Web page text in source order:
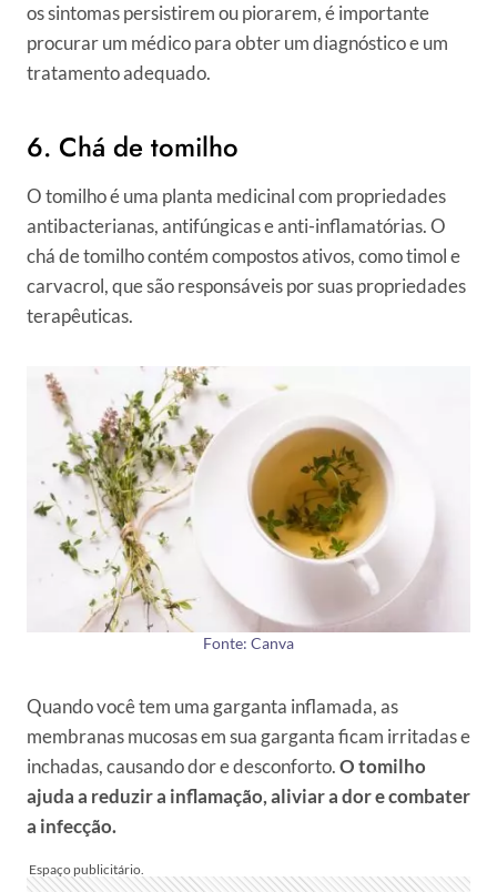
os sintomas persistirem ou piorarem, é importante
procurar um médico para obter um diagnóstico e um
tratamento adequado.
6. Chá de tomilho
O tomilho é uma planta medicinal com propriedades
antibacterianas, antifúngicas e anti-inflamatórias. O
chá de tomilho contém compostos ativos, como timol e
carvacrol, que são responsáveis ​​por suas propriedades
terapêuticas.
Fonte: Canva
Quando você tem uma garganta inflamada, as
membranas mucosas em sua garganta ficam irritadas e
inchadas, causando dor e desconforto.O tomilho
ajuda a reduzir a inflamação, aliviar a dor e combater
a infecção.